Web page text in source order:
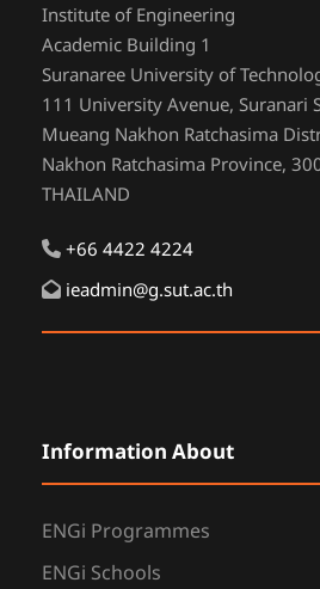
Institute of Engineering
Academic Building 1
Suranaree University of
111 University Avenue, Suranari
Mueang Nakhon Ratchasima
Nakhon Ratchasima Province,
THAILAND
+66 4422 4224
ieadmin@g.sut.ac.th
Information About
ENGi Programmes
ENGi Schools